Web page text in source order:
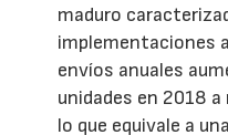
maduro
implementaciones
envíos anuales
unidades en 2018
lo que equivale a